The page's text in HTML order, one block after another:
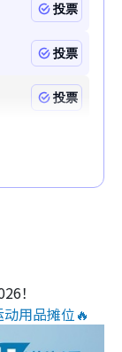
！
用品摊位🔥